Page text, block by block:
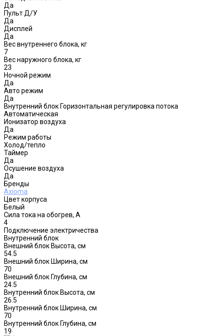
Да
Пульт Д/У
Да
Дисплей
Да
Вес внутреннего блока, кг
7
Вес наружного блока, кг
23
Ночной режим
Да
Авто режим
Да
Внутренний блок Горизонтальная регулировка потока
Автоматическая
Ионизатор воздуха
Да
Режим работы
Холод/тепло
Таймер
Да
Осушение воздуха
Да
Бренды
Axioma
Цвет корпуса
Белый
Сила тока на обогрев, А
4
Подключение электричества
Внутренний блок
Внешний блок Высота, см
54.5
Внешний блок Ширина, см
70
Внешний блок Глубина, см
24.5
Внутренний блок Высота, см
26.5
Внутренний блок Ширина, см
70
Внутренний блок Глубина, см
19